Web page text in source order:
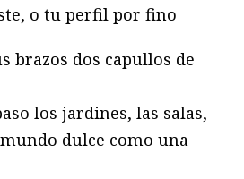
o tu perfil por fino
brazos dos capullos de
los jardines, las salas,
dulce como una